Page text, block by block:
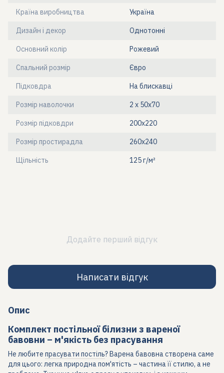
Країна виробництва Україна
Дизайн і декор Однотонні
Основний колір Рожевий
Спальний розмір Євро
Підковдра На блискавці
Розмір наволочки 2 х 50х70
Розмір підковдри 200x220
Розмір простирадла 260x240
Щільність 125 г/м²
Додайте перший відгук
Написати відгук
Опис
Комплект постільної білизни з вареної
бавовни – м'якість без прасування
Не любите прасувати постіль? Варена бавовна створена саме
для цього: легка природна пом'ятість – частина її стилю, а не